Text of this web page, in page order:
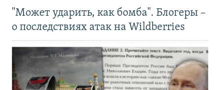
"Может ударить, как бомба". Блогеры –
о последствиях атак на Wildberries